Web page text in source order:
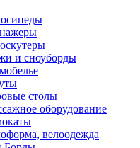
и сноуборды
столы
оборудование
велоодежда